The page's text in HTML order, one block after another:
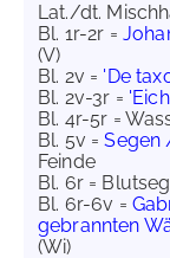
Lat./dt.
Bl. 1r-2r =
(V)
Bl. 2v = 'De
Bl. 2v-3r =
Bl. 4r-5r =
Bl. 5v =Segen
Feinde
Bl. 6r =
Bl. 6r-6v =
gebrannten
(Wi)